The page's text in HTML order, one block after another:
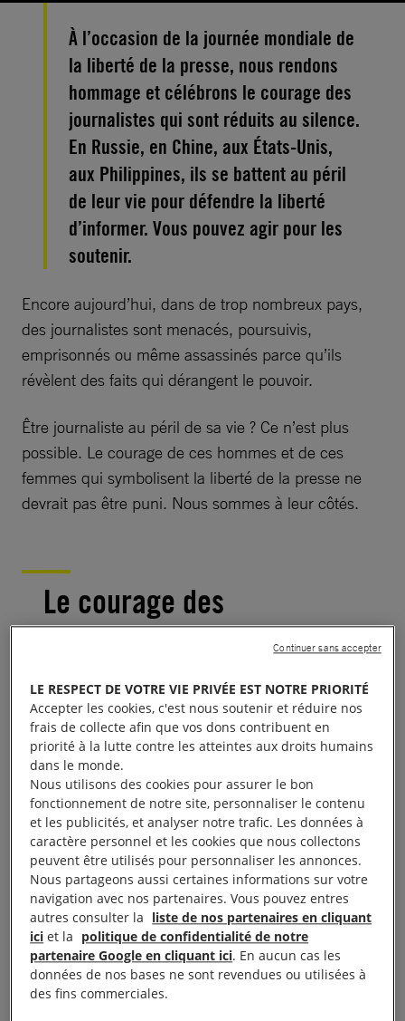
À l’occasion de la journée mondiale de
la liberté de la presse, nous rendons
hommage et célébrons le courage des
journalistes qui sont réduits au silence.
En Russie, en Chine, aux États-Unis,
aux Philippines, ils se battent au péril
de leur vie pour défendre la liberté
d’informer. Vous pouvez agir pour les
soutenir.
Encore aujourd’hui, dans de trop nombreux pays,
des journalistes sont menacés, poursuivis,
emprisonnés ou même assassinés parce qu’ils
révèlent des faits qui dérangent le pouvoir.
Être journaliste au péril de sa vie ? Ce n’est plus
possible. Le courage de ces hommes et de ces
femmes qui symbolisent la liberté de la presse ne
devrait pas être puni. Nous sommes à leur côtés.
Le courage des
journalistes russes
LE RESPECT DE VOTRE VIE PRIVÉE EST NOTRE PRIORITÉ
Accepter les cookies, c'est nous soutenir et réduire nos
frais de collecte afin que vos dons contribuent en
priorité à la lutte contre les atteintes aux droits humains
dans le monde.
Nous utilisons des cookies pour assurer le bon
fonctionnement de notre site, personnaliser le contenu
et les publicités, et analyser notre trafic. Les données à
caractère personnel et les cookies que nous collectons
peuvent être utilisés pour personnaliser les annonces.
Nous partageons aussi certaines informations sur votre
navigation avec nos partenaires. Vous pouvez entres
autres consulter la liste de nos partenaires en cliquant
ici et la politique de confidentialité de notre
partenaire Google en cliquant ici. En aucun cas les
données de nos bases ne sont revendues ou utilisées à
des fins commerciales.
Continuer sans accepter